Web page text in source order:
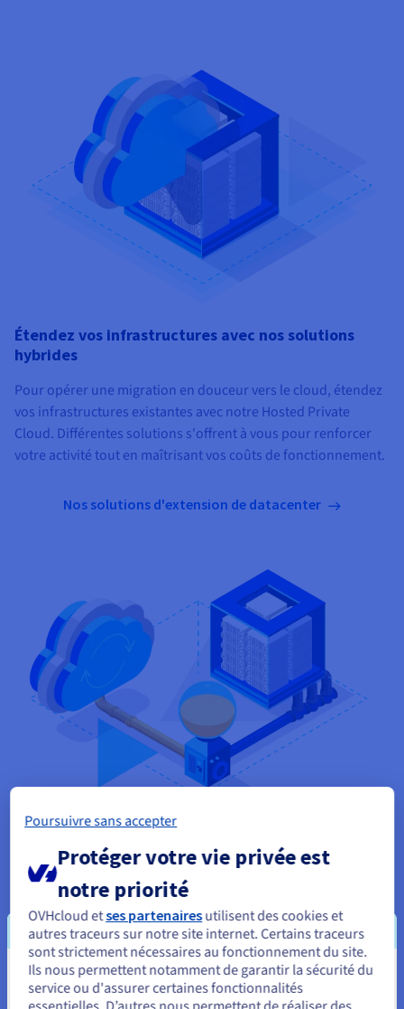
Étendez vos infrastructures avec nos solutions
hybrides
Pour opérer une migration en douceur vers le cloud, étendez
vos infrastructures existantes avec notre Hosted Private
Cloud. Différentes solutions s'offrent à vous pour renforcer
votre activité tout en maîtrisant vos coûts de fonctionnement.
Nos solutions d'extension de datacenter
d'activité dans le cloud
Assurez la continuité de service et d'activité en cas de sinistre
avec nos solutions de sauvegarde et de reprise d'activité, ainsi
que de synchronisation des données. La mise en place
automatisée de vos plans de continuité est un atout majeur
pour votre business.
Vous semblez être localisé en États-
Poursuivre sans accepter
Protéger votre vie privée est
notre priorité
OVHcloud etses partenairesutilisent des cookies et
autres traceurs sur notre site internet. Certains traceurs
sont strictement nécessaires au fonctionnement du site.
Ils nous permettent notamment de garantir la sécurité du
service ou d'assurer certaines fonctionnalités